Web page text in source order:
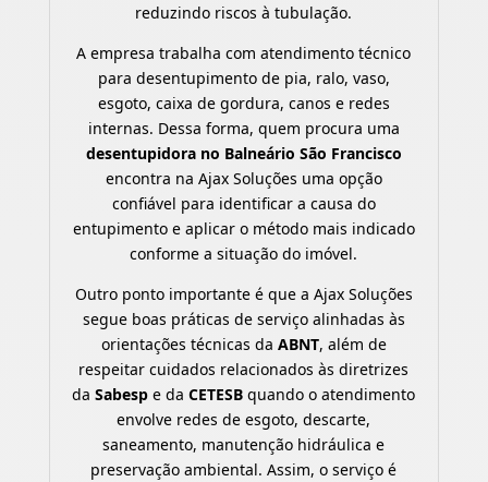
reduzindo riscos à tubulação.
A empresa trabalha com atendimento técnico
para desentupimento de pia, ralo, vaso,
esgoto, caixa de gordura, canos e redes
internas. Dessa forma, quem procura uma
desentupidora no Balneário São Francisco
encontra na Ajax Soluções uma opção
confiável para identificar a causa do
entupimento e aplicar o método mais indicado
conforme a situação do imóvel.
Outro ponto importante é que a Ajax Soluções
segue boas práticas de serviço alinhadas às
orientações técnicas da ABNT, além de
respeitar cuidados relacionados às diretrizes
daSabesp e daCETESB quando o atendimento
envolve redes de esgoto, descarte,
saneamento, manutenção hidráulica e
preservação ambiental. Assim, o serviço é